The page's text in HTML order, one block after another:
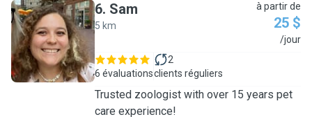
S
6. Sam
5 km
à partir de
25 $
/jour
6 évaluations
2
clients réguliers
Trusted zoologist with over 15 years pet
care experience!